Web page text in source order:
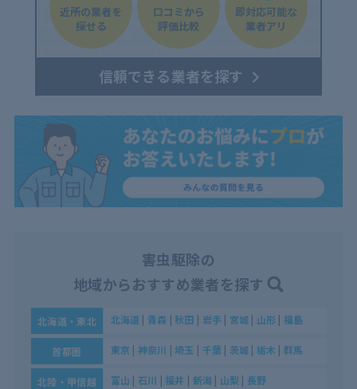
近所の業者を
探せる
口コミから
評価比較
即対応可能な
業者アリ
信頼できる業者を探す
害虫駆除の
地域からおすすめ業者を探す
北海道・東北 北海道 | 青森 | 秋田 | 岩手| 宮城| 山形|福島
首都圏 東京 |神奈川 | 埼玉 | 千葉| 茨城| 栃木 |群馬
北陸・甲信越 富山 | 石川 |福井 | 新潟| 山梨 | 長野